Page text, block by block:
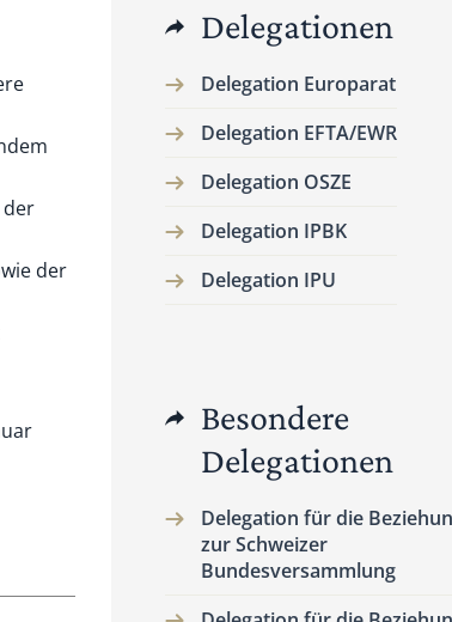
Delegationen
Delegation Europarat
Delegation EFTA/EWR
Delegation OSZE
Delegation IPBK
Delegation IPU
Besondere
Delegationen
Delegation für die
zur Schweizer
Bundesversammlung
der
der